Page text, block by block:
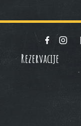
Rezervacije